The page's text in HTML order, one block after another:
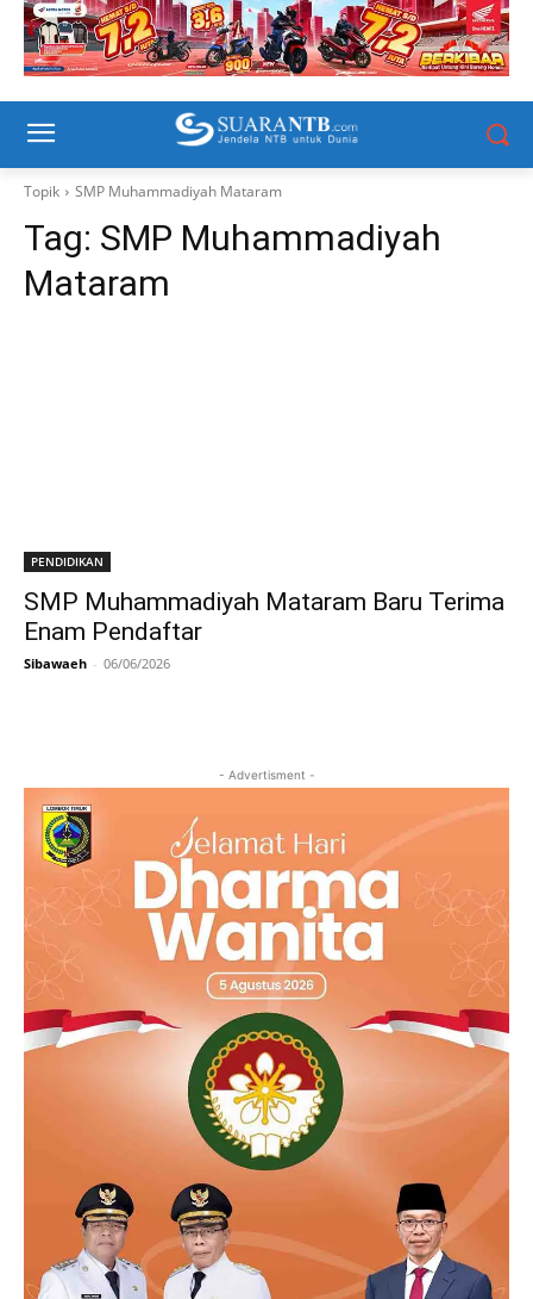
Topik SMP Muhammadiyah Mataram
Tag: SMP Muhammadiyah
Mataram
PENDIDIKAN
SMP Muhammadiyah Mataram Baru Terima
Enam Pendaftar
Sibawaeh - 06/06/2026
- Advertisment -